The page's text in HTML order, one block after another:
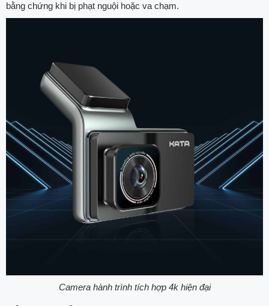
bằng chứng khi bị phạt nguội hoặc va chạm.
Camera hành trình tích hợp 4k hiện đại